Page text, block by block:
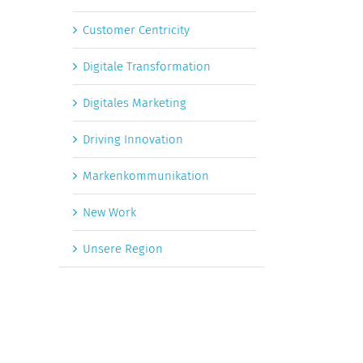
Customer Centricity
Digitale Transformation
Digitales Marketing
Driving Innovation
Markenkommunikation
New Work
Unsere Region